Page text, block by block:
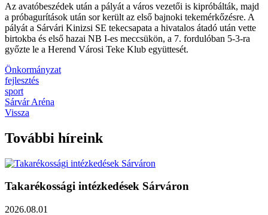
Az avatóbeszédek után a pályát a város vezetői is kipróbálták, majd
a próbagurítások után sor került az első bajnoki tekemérkőzésre. A
pályát a Sárvári Kinizsi SE tekecsapata a hivatalos átadó után vette
birtokba és első hazai NB I-es meccsükön, a 7. fordulóban 5-3-ra
győzte le a Herend Városi Teke Klub együttesét.
Önkormányzat
fejlesztés
sport
Sárvár Aréna
Vissza
További híreink
Takarékossági intézkedések Sárváron
2026.08.01